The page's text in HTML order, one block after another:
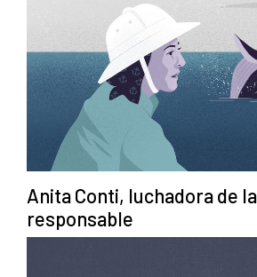
Anita Conti, luchadora de
responsable